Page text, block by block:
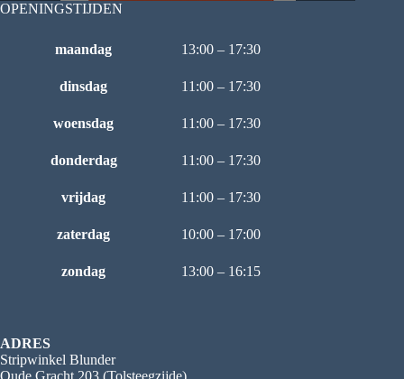
OPENINGSTIJDEN
maandag 13:00 – 17:30
dinsdag 11:00 – 17:30
woensdag 11:00 – 17:30
donderdag 11:00 – 17:30
vrijdag 11:00 – 17:30
zaterdag 10:00 – 17:00
zondag 13:00 – 16:15
ADRES
Stripwinkel Blunder
Oude Gracht 203 (Tolsteegzijde)